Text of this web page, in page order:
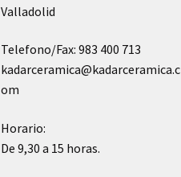
Valladolid
Telefono/Fax: 983 400 713
kadarceramica@kadarceramica.c
om
Horario:
De 9,30 a 15 horas.